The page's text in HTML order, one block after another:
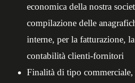
economica della nostra
compilazione delle
interne, per la fatturazione,
contabilità clienti-fornitori
Finalità di tipo